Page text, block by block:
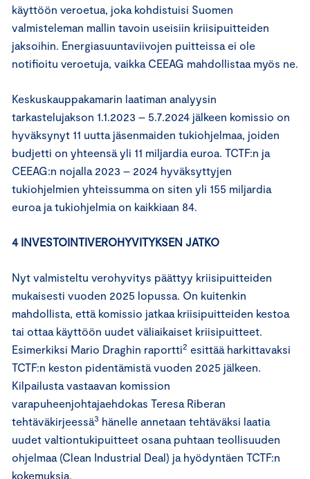
käyttöön veroetua, joka kohdistuisi Suomen
valmisteleman mallin tavoin useisiin kriisipuitteiden
jaksoihin. Energiasuuntaviivojen puitteissa ei ole
notifioitu veroetuja, vaikka CEEAG mahdollistaa myös ne.
Keskuskauppakamarin laatiman analyysin
tarkastelujakson 1.1.2023 – 5.7.2024 jälkeen komissio on
hyväksynyt 11 uutta jäsenmaiden tukiohjelmaa, joiden
budjetti on yhteensä yli 11 miljardia euroa. TCTF:n ja
CEEAG:n nojalla 2023 – 2024 hyväksyttyjen
tukiohjelmien yhteissumma on siten yli 155 miljardia
euroa ja tukiohjelmia on kaikkiaan 84.
4 INVESTOINTIVEROHYVITYKSEN JATKO
Nyt valmisteltu verohyvitys päättyy kriisipuitteiden
mukaisesti vuoden 2025 lopussa. On kuitenkin
mahdollista, että komissio jatkaa kriisipuitteiden kestoa
tai ottaa käyttöön uudet väliaikaiset kriisipuitteet.
Esimerkiksi Mario Draghin raportti2 esittää harkittavaksi
TCTF:n keston pidentämistä vuoden 2025 jälkeen.
Kilpailusta vastaavan komission
varapuheenjohtajaehdokas Teresa Riberan
tehtäväkirjeessä3 hänelle annetaan tehtäväksi laatia
uudet valtiontukipuitteet osana puhtaan teollisuuden
ohjelmaa (Clean Industrial Deal) ja hyödyntäen TCTF:n
kokemuksia.